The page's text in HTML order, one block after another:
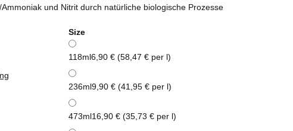
und Nitrit durch natürliche biologische Prozesse
Size
118ml6,90 € (58,47 € per l)
236ml9,90 € (41,95 € per l)
473ml16,90 € (35,73 € per l)